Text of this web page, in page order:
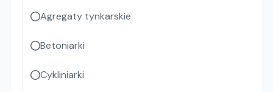
Agregaty tynkarskie
Betoniarki
Cykliniarki